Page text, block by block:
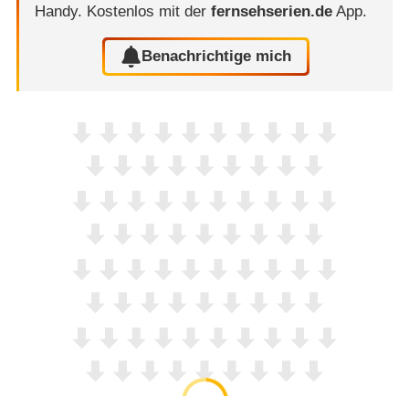
Handy. Kostenlos mit der fernsehserien.deApp.
Benachrichtige mich